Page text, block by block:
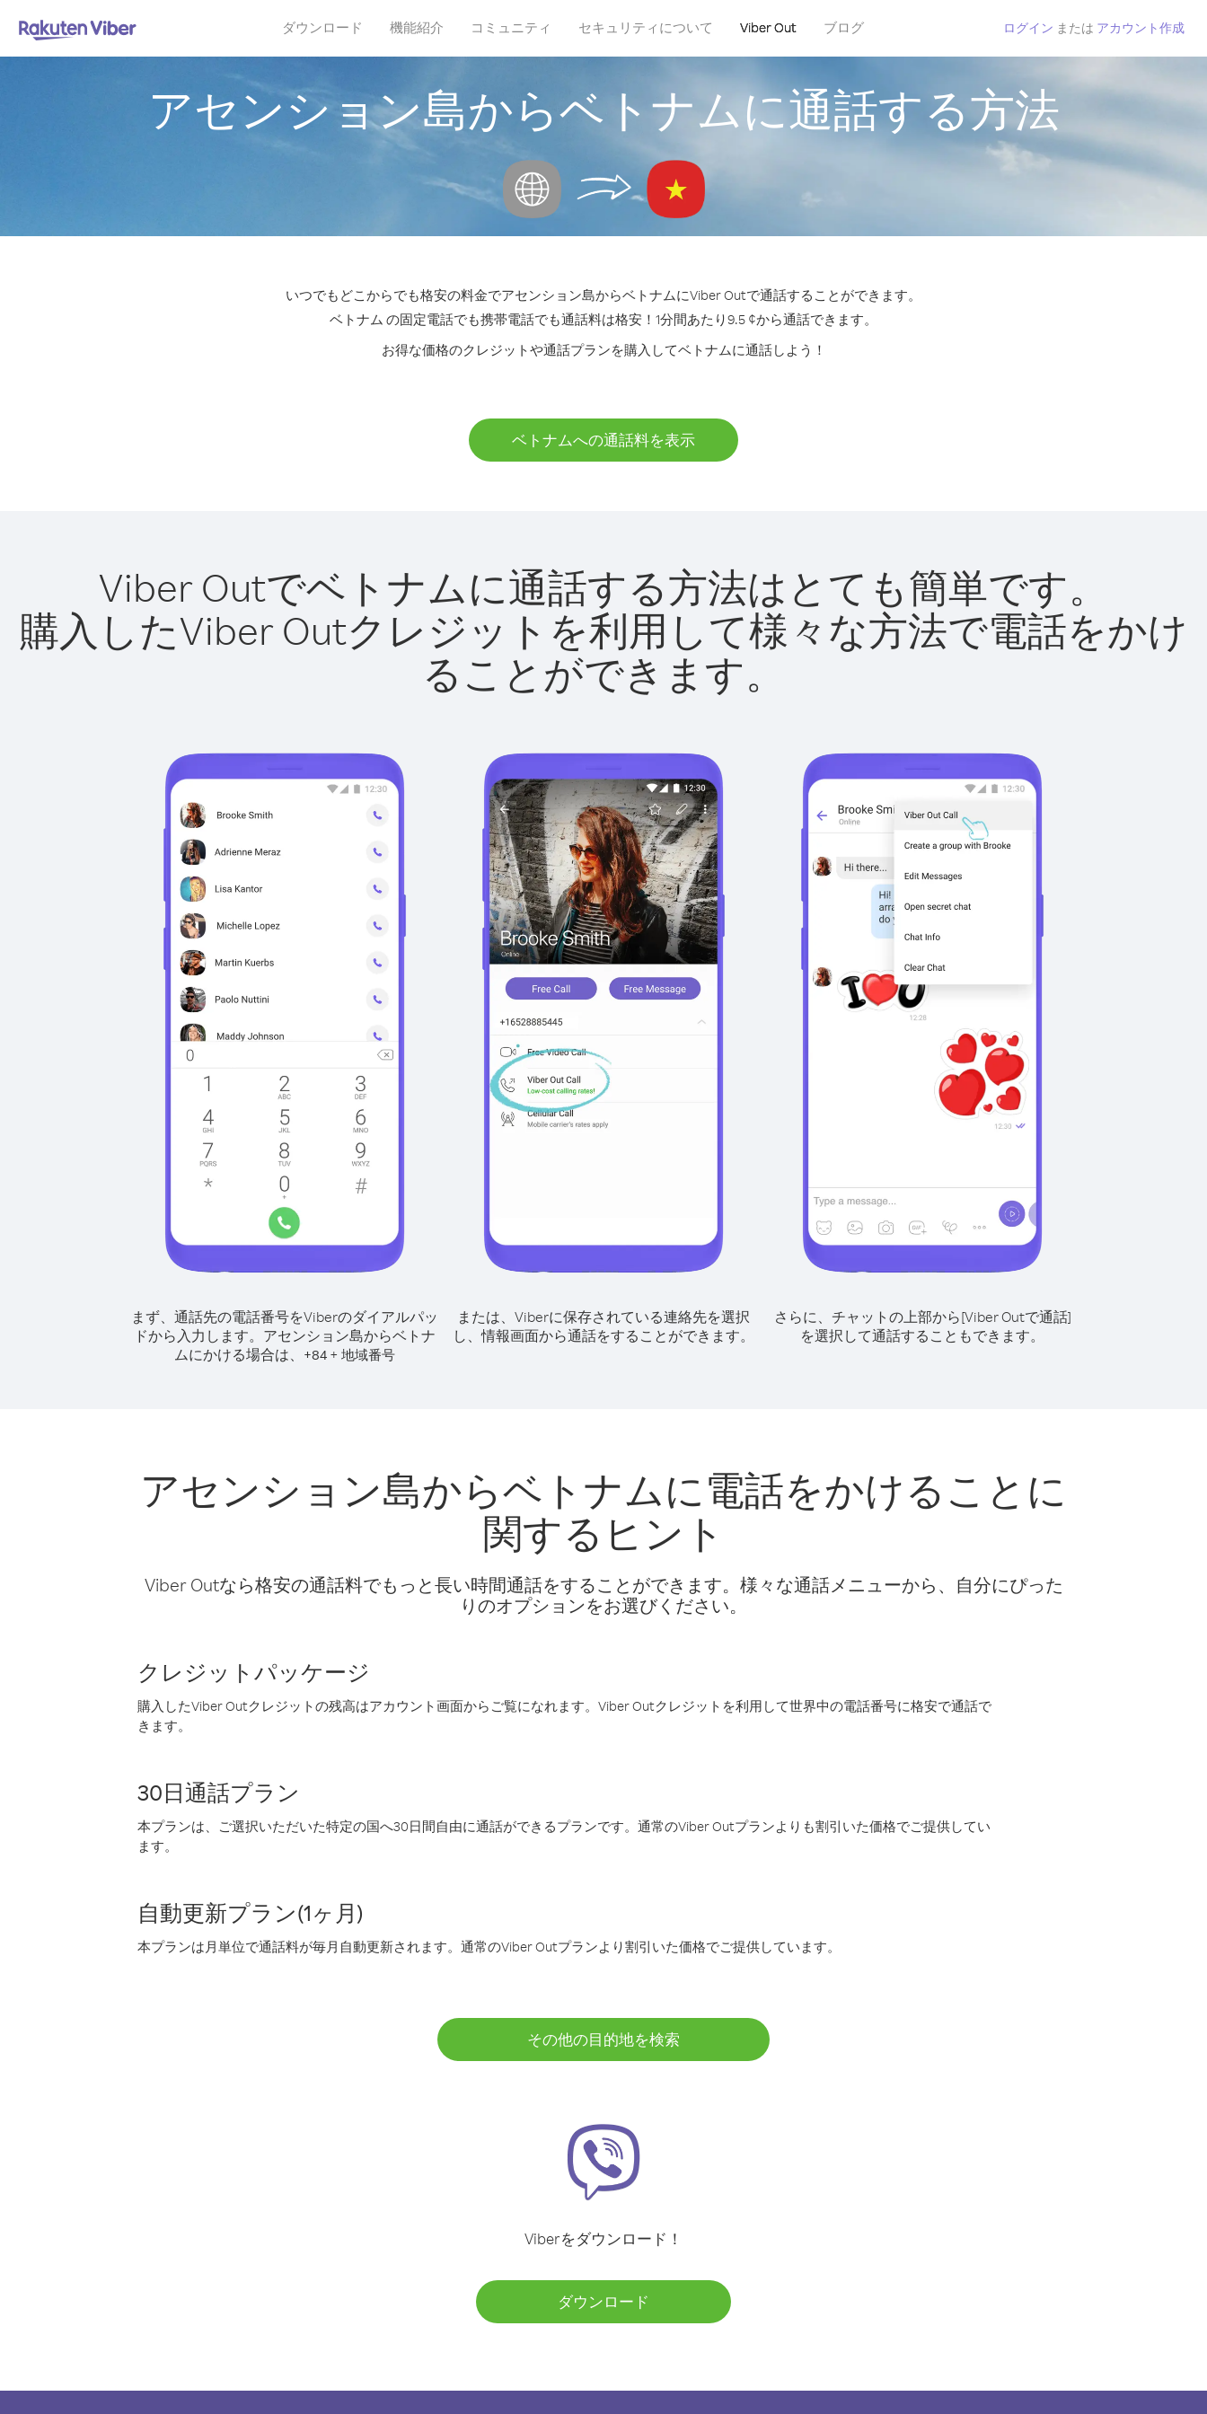
ダウンロード 機能紹介 コミュニティ セキュリティについて Viber Out ブログ ログイン または アカウント作成
アセンション島からベトナムに通話する方法
いつでもどこからでも格安の料金でアセンション島からベトナムにViber Outで通話することができます。
ベトナム の固定電話でも携帯電話でも通話料は格安！1分間あたり9.5 ¢から通話できます。
お得な価格のクレジットや通話プランを購入してベトナムに通話しよう！
ベトナムへの通話料を表示
Viber Outでベトナムに通話する方法はとても簡単です。
購入したViber Outクレジットを利用して様々な方法で電話をかけ
ることができます。
まず、通話先の電話番号をViberのダイアルパッ
ドから入力します。 アセンション島からベトナ
ムにかける場合は、 +84 + 地域番号
または、Viberに保存されている連絡先を選択
し、情報画面から通話をすることができます。
さらに、チャットの上部から[Viber Outで通話]
を選択して通話することもできます。
アセンション島からベトナムに電話をかけることに
関するヒント
Viber Outなら格安の通話料でもっと長い時間通話をすることができます。様々な通話メニューから、自分にぴった
りのオプションをお選びください。
クレジットパッケージ
購入したViber Outクレジットの残高はアカウント画面からご覧になれます。Viber Outクレジットを利用して世界中の電話番号に格安で通話で
きます。
30日通話プラン
本プランは、ご選択いただいた特定の国へ30日間自由に通話ができるプランです。通常のViber Outプランよりも割引いた価格でご提供してい
ます。
自動更新プラン(1ヶ月)
本プランは月単位で通話料が毎月自動更新されます。通常のViber Outプランより割引いた価格でご提供しています。
その他の目的地を検索
Viberをダウンロード！
ダウンロード